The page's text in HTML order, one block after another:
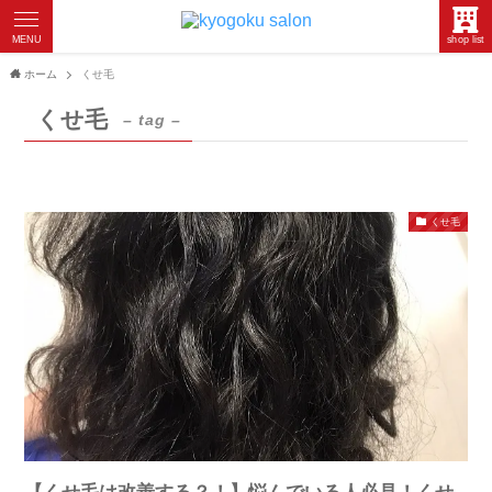
shop list
MENU
ホーム くせ毛
くせ毛 – tag –
くせ毛